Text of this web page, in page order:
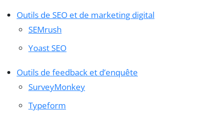
Outils de SEO et de marketing digital
SEMrush
Yoast SEO
Outils de feedback et d’enquête
SurveyMonkey
Typeform